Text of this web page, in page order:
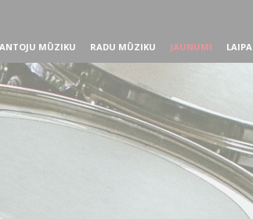
MŪZIKU RADU MŪZIKU JAUNUMI LAIPA